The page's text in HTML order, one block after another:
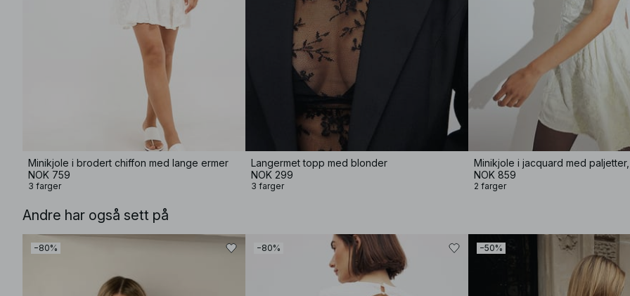
Minikjole i brodert chiffon med lange ermer
NOK 759
3 farger
Langermet topp med blonder
NOK 299
3 farger
NOK 859
2 farger
Andre har også sett på
−80% −80% −50%